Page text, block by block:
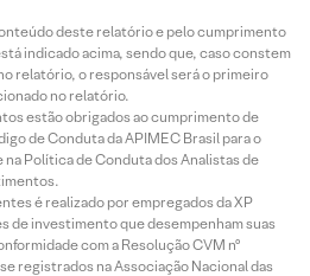
deste relatório e pelo cumprimento
indicado acima, sendo que, caso constem
relatório, o responsável será o primeiro
no relatório.
estão obrigados ao cumprimento de
de Conduta da APIMEC Brasil para o
Política de Conduta dos Analistas de
é realizado por empregados da XP
de investimento que desempenham suas
com a Resolução CVM nº
registrados na Associação Nacional das